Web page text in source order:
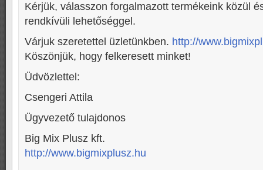
Kérjük, válasszon forgalmazott termékeink közül
rendkívüli lehetőséggel.
Várjuk szeretettel üzletünkben. http://
Köszönjük, hogy felkeresett minket!
Üdvözlettel:
Csengeri Attila
Ügyvezető tulajdonos
Big Mix Plusz kft.
http://www.bigmixplusz.hu